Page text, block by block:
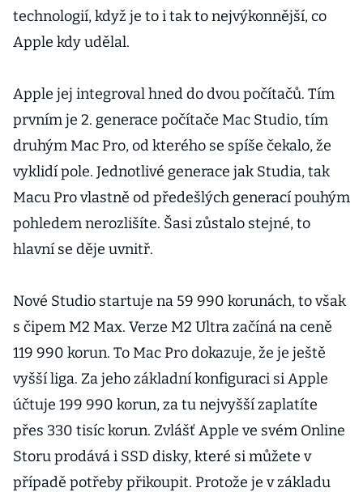
technologií, když je to i tak to nejvýkonnější, co
Apple kdy udělal.
Apple jej integroval hned do dvou počítačů. Tím
prvním je 2. generace počítače Mac Studio, tím
druhým Mac Pro, od kterého se spíše čekalo, že
vyklidí pole. Jednotlivé generace jak Studia, tak
Macu Pro vlastně od předešlých generací pouhým
pohledem nerozlišíte. Šasi zůstalo stejné, to
hlavní se děje uvnitř.
Nové Studio startuje na 59 990 korunách, to však
s čipem M2 Max. Verze M2 Ultra začíná na ceně
119 990 korun. To Mac Pro dokazuje, že je ještě
vyšší liga. Za jeho základní konfiguraci si Apple
účtuje 199 990 korun, za tu nejvyšší zaplatíte
přes 330 tisíc korun. Zvlášť Apple ve svém Online
Storu prodává i SSD disky, které si můžete v
případě potřeby přikoupit. Protože je v základu